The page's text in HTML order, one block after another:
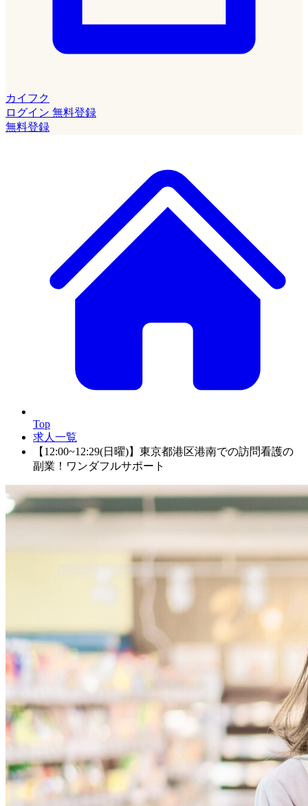
カイフク
ログイン 無料登録
無料登録
Top
求人一覧
【12:00~12:29(日曜)】東京都港区港南での訪問看護の
副業！ワンダフルサポート